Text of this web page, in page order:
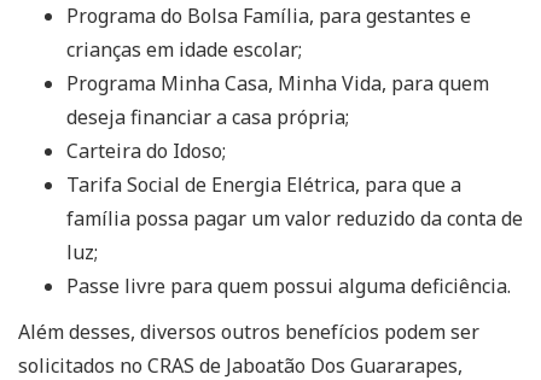
Programa do Bolsa Família, para gestantes e
crianças em idade escolar;
Programa Minha Casa, Minha Vida, para quem
deseja financiar a casa própria;
Carteira do Idoso;
Tarifa Social de Energia Elétrica, para que a
família possa pagar um valor reduzido da conta de
luz;
Passe livre para quem possui alguma deficiência.
Além desses, diversos outros benefícios podem ser
solicitados no CRAS de Jaboatão Dos Guararapes,